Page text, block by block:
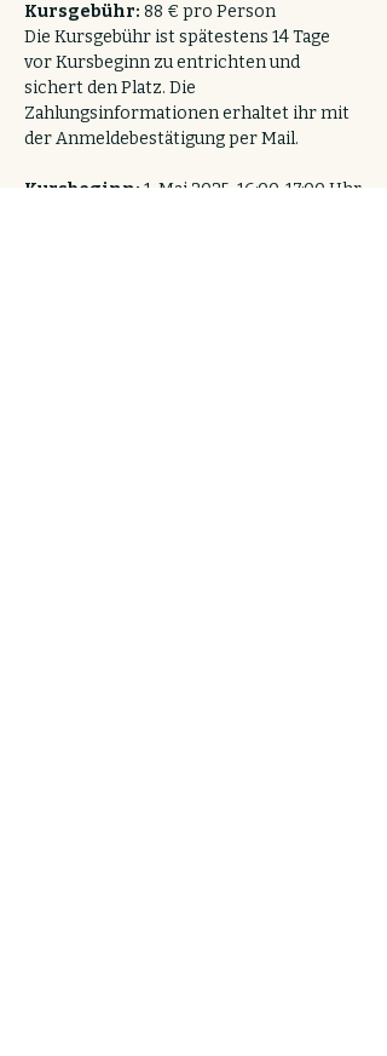
Kursgebühr: 88 € pro Person
Die Kursgebühr ist spätestens 14 Tage
vor Kursbeginn zu entrichten und
sichert den Platz. Die
Zahlungsinformationen erhaltet ihr mit
der Anmeldebestätigung per Mail.
Kursbeginn: 1. Mai 2025, 16:00-17:00 Uhr